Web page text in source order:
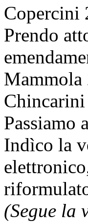
Copercini
Prendo
Passiamo
Indìco la
(Segue la